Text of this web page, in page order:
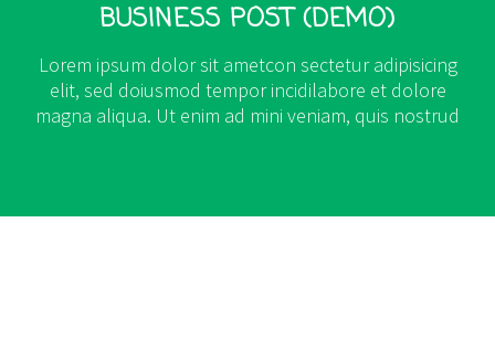
BUSINESS POST (DEMO)
Lorem ipsum dolor sit ametcon sectetur adipisicing
elit, sed doiusmod tempor incidilabore et dolore
magna aliqua. Ut enim ad mini veniam, quis nostrud